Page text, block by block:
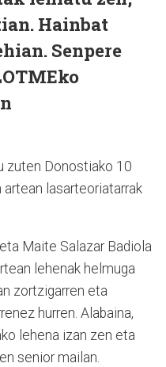
Hainbat
Senpere
zuten Donostiako 10
lasarteoriatarrak
Maite Salazar Badiola
lehenak helmuga
zortzigarren eta
hurren. Alabaina,
lehena izan zen eta
senior mailan.